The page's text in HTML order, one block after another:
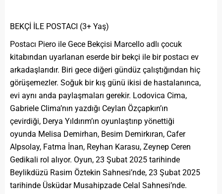
BEKÇİ İLE POSTACI (3+ Yaş)
Postacı Piero ile Gece Bekçisi Marcello adlı çocuk
kitabından uyarlanan eserde bir bekçi ile bir postacı ev
arkadaşlarıdır. Biri gece diğeri gündüz çalıştığından hiç
görüşemezler. Soğuk bir kış günü ikisi de hastalanınca,
evi aynı anda paylaşmaları gerekir. Lodovica Cima,
Gabriele Clima’nın yazdığı Ceylan Özçapkın’ın
çevirdiği, Derya Yıldırım’ın oyunlaştırıp yönettiği
oyunda Melisa Demirhan, Besim Demirkıran, Cafer
Alpsolay, Fatma İnan, Reyhan Karasu, Zeynep Ceren
Gedikali rol alıyor. Oyun, 23 Şubat 2025 tarihinde
Beylikdüzü Rasim Öztekin Sahnesi’nde, 23 Şubat 2025
tarihinde Üsküdar Musahipzade Celal Sahnesi’nde.